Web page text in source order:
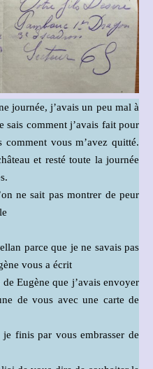
journée, j’avais un peu mal à
sais comment j’avais fait pour
vous m’avez quitté.
et resté toute la journée
ne sait pas montrer de peur
parce que je ne savais pas
vous a écrit
Eugène que j’avais envoyer
de vous avec une carte de
finis par vous embrasser de